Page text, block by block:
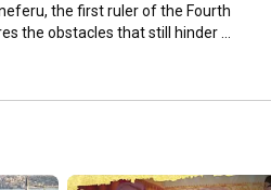
the first ruler of the Fourth
the obstacles that still hinder
light on the unsolved mysteries of